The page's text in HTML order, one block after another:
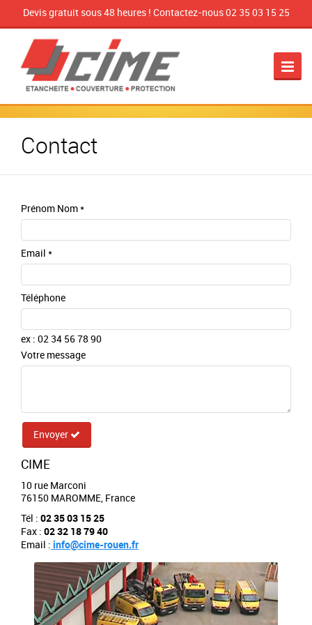
Devis gratuit sous 48 heures ! Contactez-nous 02 35 03 15 25
Contact
Prénom Nom*
Email *
Téléphone
ex : 02 34 56 78 90
Votre message
Envoyer
CIME
10 rue Marconi
76150 MAROMME, France
Tél : 02 35 03 15 25
Fax : 02 32 18 79 40
Email : info@cime-rouen.fr
Accueil
Nos métiers